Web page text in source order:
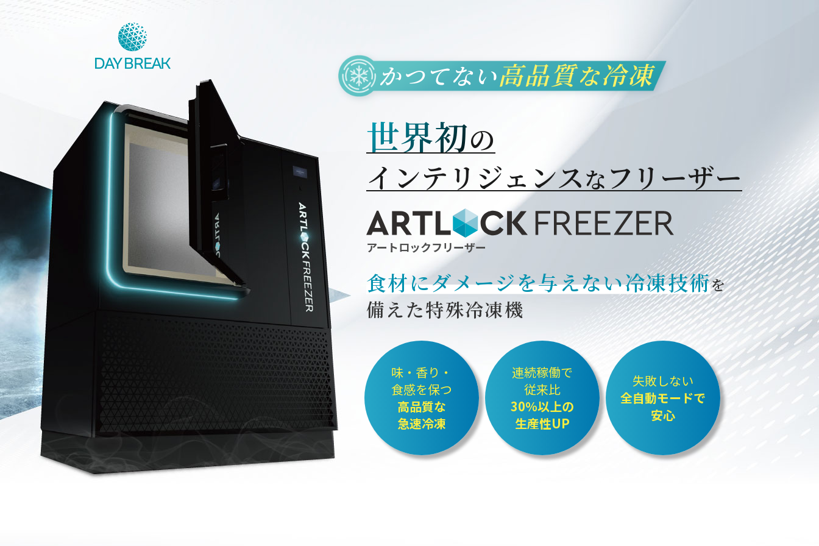
かつてない高品質な冷凍
世界初の
インテリジェンスなフリーザー
アートロックフリーザー
食材にダメージを与えない冷凍技術を
備えた特殊冷凍機
味・香り・
食感を保つ
高品質な
急速冷凍
連続稼働で
従来比
30％以上の
生産性UP
失敗しない
全自動モードで
安心